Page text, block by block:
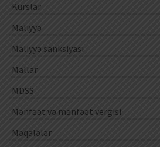
Kurslar
Maliyyə
Maliyyə sanksiyası
Mallar
MDSS
Mənfəət və mənfəət vergisi
Məqalələr